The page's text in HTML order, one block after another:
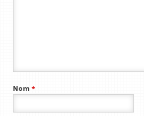
Nom*